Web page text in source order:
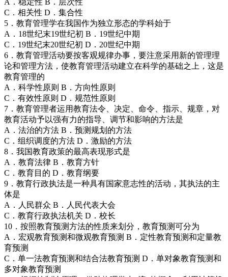
C．相关性 D．集合性
5．教育管理学在我国作为独立形态的学科始于
A．18世纪末19世纪初 B．19世纪中期
C．19世纪末20世纪初 D．20世纪中期
6．教育管理活动要按客观规律办事，要注意采用新的管理理
论和管理方法，使教育管理活动建立在科学的基础之上，这是
教育管理的
A．科学性原则 B．方向性原则
C．有效性原则 D．规范性原则
7．教育管理者运用教育法令、决定、命令、指示、规章，对
教育活动予以强有力的指导、调节和影响的方法是
A．法治的方法 B．预测规划的方法
C．组织调度的方法 D．激励的方法
8．我国教育政策的最高表现形式是
A．教育法律 B．教育方针
C．教育目的 D．教育纲要
9．教育行政执法是一种具有国家意志性的活动，其执法的主
体是
A．人民群众 B．人民代表大会
C．教育行政执法机关 D．校长
10．按照教育预测方法的性质来划分，教育预测可分为
A．宏观教育预测和微观教育预测 B．定性教育预测和定量教
育预测
C．单一法教育预测和结合法教育预测 D．单对象教育预测和
多对象教育预测